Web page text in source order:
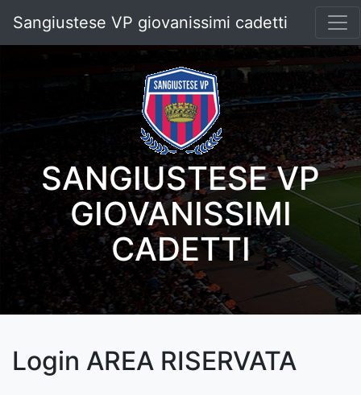
Sangiustese VP giovanissimi cadetti
SANGIUSTESE VP
GIOVANISSIMI
CADETTI
Login AREA RISERVATA